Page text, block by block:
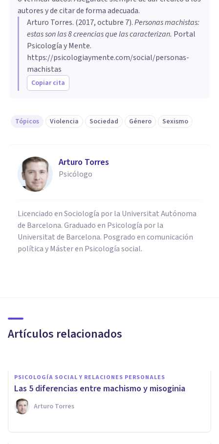
autores y de citar de forma adecuada.
Arturo Torres. (2017, octubre 7).​Personas machistas:
estas son las 8 creencias que las caracterizan. Portal
Psicología y Mente.
https://psicologiaymente.com/social/personas-
machistas
Copiar cita
Tópicos Violencia Sociedad Género Sexismo
Arturo Torres
Psicólogo
Licenciado en Sociología por la Universitat Autónoma
de Barcelona. Graduado en Psicología por la
Universitat de Barcelona. Posgrado en comunicación
política y Máster en Psicología social.
Artículos relacionados
género: ejemplos y valores
PSICOLOGÍA SOCIAL Y RELACIONES PERSONALES
Las 5 diferencias entre machismo y misoginia
Arturo Torres